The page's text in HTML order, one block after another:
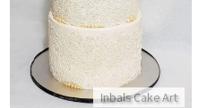
Inbals Cake Art